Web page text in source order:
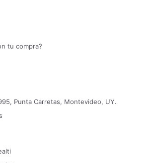
tu compra?
Punta Carretas, Montevideo, UY.